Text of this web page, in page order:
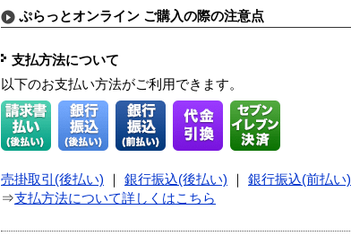
ぷらっとオンライン ご購入の際の注意点
支払方法について
以下のお支払い方法がご利用できます。
売掛取引(後払い) 銀行振込(後払い) 銀行振込(前払い)
⇒支払方法について詳しくはこちら